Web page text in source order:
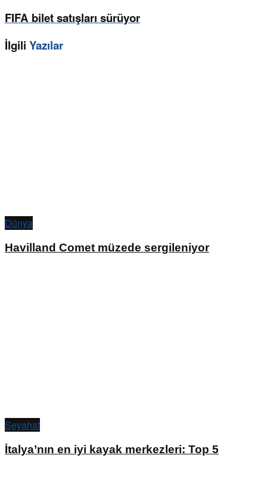
FIFA bilet satışları sürüyor
İlgili Yazılar
Dünya
Havilland Comet müzede sergileniyor
Seyahat
İtalya’nın en iyi kayak merkezleri: Top 5